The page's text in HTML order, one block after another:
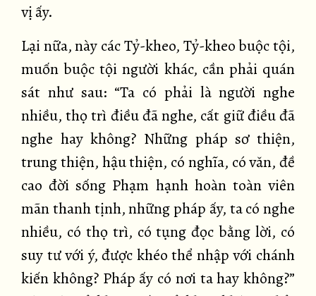
vị ấy.
Lại nữa, này các Tỷ-kheo, Tỷ-kheo buộc tội,
muốn buộc tội người khác, cần phải quán
sát như sau: “Ta có phải là người nghe
nhiều, thọ trì điều đã nghe, cất giữ điều đã
nghe hay không? Những pháp sơ thiện,
trung thiện, hậu thiện, có nghĩa, có văn, đề
cao đời sống Phạm hạnh hoàn toàn viên
mãn thanh tịnh, những pháp ấy, ta có nghe
nhiều, có thọ trì, có tụng đọc bằng lời, có
suy tư với ý, được khéo thể nhập với chánh
kiến không? Pháp ấy có nơi ta hay không?”